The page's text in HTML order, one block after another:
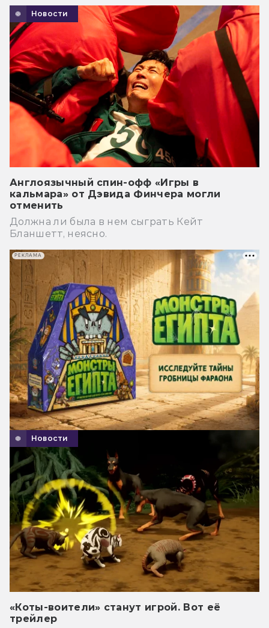
Новости
Англоязычный спин-офф «Игры в
кальмара» от Дэвида Финчера могли
отменить
Должна ли была в нем сыграть Кейт
Бланшетт, неясно.
Новости
«Коты-воители» станут игрой. Вот её
трейлер
РЕКЛАМА